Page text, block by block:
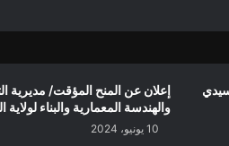
عين
04 بلدية سيدي
إعلان عن المنح المؤقت/ مديرية
والهندسة المعمارية والبناء لولاية
10 يونيو، 2024